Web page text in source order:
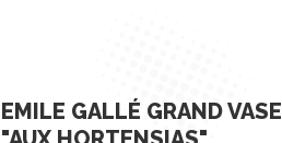
EMILE GALLÉ GRAND VASE